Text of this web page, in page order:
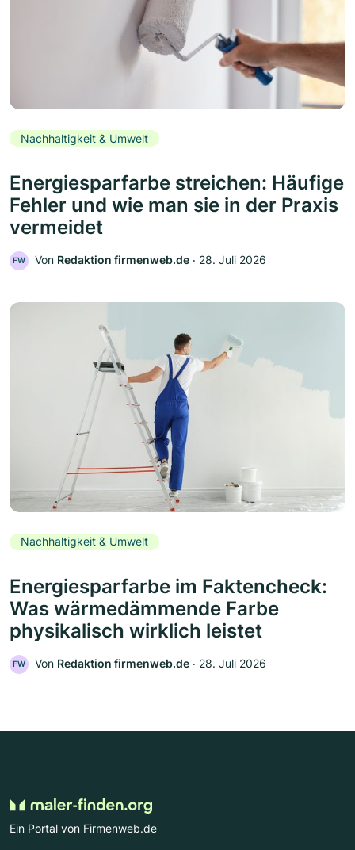
Nachhaltigkeit & Umwelt
Energiesparfarbe streichen: Häufige
Fehler und wie man sie in der Praxis
vermeidet
FW Von Redaktion firmenweb.de ‧ 28. Juli 2026
Nachhaltigkeit & Umwelt
Energiesparfarbe im Faktencheck:
Was wärmedämmende Farbe
physikalisch wirklich leistet
FW Von Redaktion firmenweb.de ‧ 28. Juli 2026
Ein Portal von Firmenweb.de